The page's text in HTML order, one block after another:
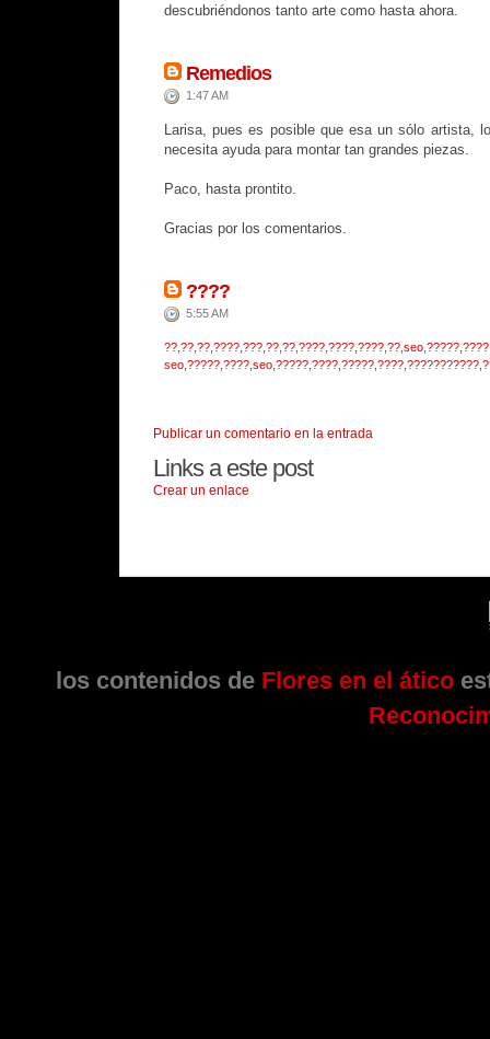
descubriéndonos tanto arte como hasta ahora.
Remedios
1:47 AM
Larisa, pues es posible que esa un sólo artista,
necesita ayuda para montar tan grandes piezas.
Paco, hasta prontito.
Gracias por los comentarios.
????
5:55 AM
?? ?? ?? ???? ??? ?? ?? ???? ???? ???? ?? seo ????? ????
seo ????? ???? seo ????? ???? ????? ???? ???????????
Publicar un comentario en la entrada
Links a este post
Crear un enlace
los contenidos de Flores en el ático